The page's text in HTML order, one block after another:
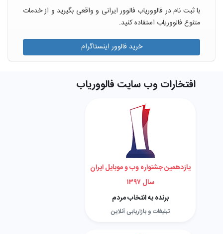
با ثبت نام در فالووریاب فالوور ایرانی و واقعی بگیرید و از خدمات
متنوع فالووریاب استفاده کنید.
خرید فالوور اینستاگرام
افتخارات وب سایت فالووریاب
یازدهمین جشنواره وب و موبایل ایران
سال ۱۳۹۷
برنده به انتخاب مردم
تبلیغات و بازاریابی آنلاین